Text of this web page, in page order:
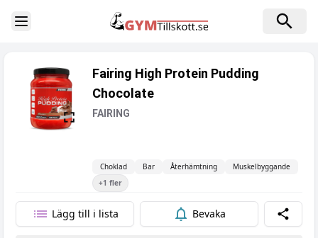
Toggle Sidebar
Fairing High Protein Pudding
Chocolate
FAIRING
Choklad Bar Återhämtning
Muskelbyggande
+1 fler
Lägg till i lista Bevaka Dela